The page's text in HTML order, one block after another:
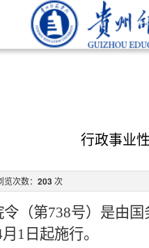
行政事业
览次数： 203次
（第738号）是由
1日起施行。